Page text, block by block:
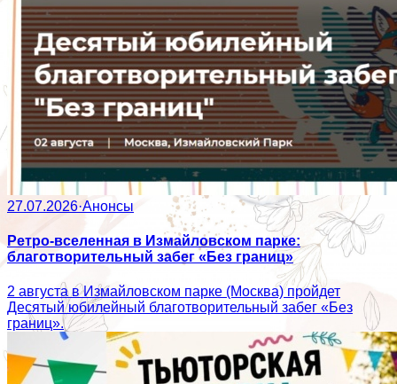
27.07.2026·Анонсы
Ретро-вселенная в Измайловском парке:
благотворительный забег «Без границ»
2 августа в Измайловском парке (Москва) пройдет
Десятый юбилейный благотворительный забег «Без
границ».